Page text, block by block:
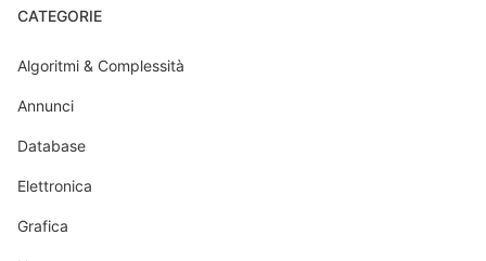
CATEGORIE
Algoritmi & Complessità
Annunci
Database
Elettronica
Grafica